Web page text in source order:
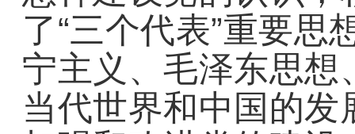
了“三个代表”重要思
宁主义、毛泽东思
当代世界和中国的